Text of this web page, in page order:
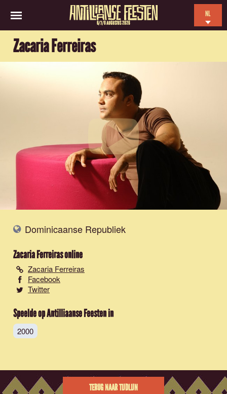
6/7/8 AUGUSTUS 2026
NL
Zacaria Ferreiras
Dominicaanse Republiek
Zacaria Ferreirasonline
Zacaria Ferreiras
Facebook
Twitter
Speelde op Antilliaanse Feesten in
2000
TERUG NAAR TIJDLIJN